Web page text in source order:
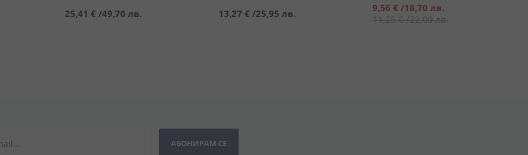
25,41 € /49,70 лв. 13,27 € /25,95 лв.
Специална
цена
9,56 € /18,70 лв.
11,25 €/22,00 лв.
АБОНИРАМ СЕ